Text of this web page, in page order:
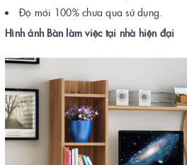
Độ mới 100% chưa qua sử dụng.
Hình ảnh Bàn làm việc tại nhà hiện đại